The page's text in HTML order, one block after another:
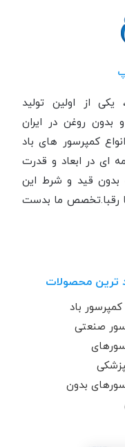
ترین محصولات
کمپرسور باد
صنعتی
بدون
از اولین تولید
روغن در ایران
کمپرسور های باد
ای در ابعاد و قدرت
بدون قید و شرط این
رقبا.تخصص ما بدست